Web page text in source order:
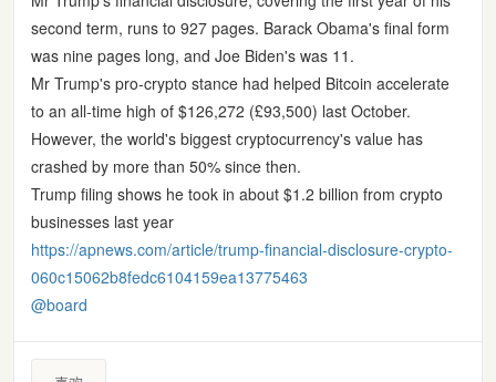
second term, runs to 927 pages. Barack Obama's final form
was nine pages long, and Joe Biden's was 11.
Mr Trump's pro-crypto stance had helped Bitcoin accelerate
to an all-time high of $126,272 (£93,500) last October.
However, the world's biggest cryptocurrency's value has
crashed by more than 50% since then.
Trump filing shows he took in about $1.2 billion from crypto
businesses last year
https://apnews.com/article/trump-financial-disclosure-crypto-
060c15062b8fedc6104159ea13775463
@board